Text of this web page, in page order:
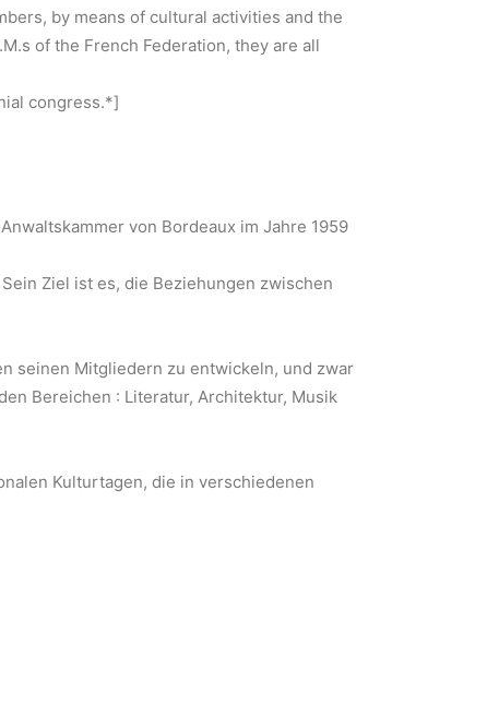
by means of cultural activities and the
of the French Federation, they are all
congress.*]
von Bordeaux im Jahre 1959
Ziel ist es, die Beziehungen zwischen
seinen Mitgliedern zu entwickeln, und zwar
Bereichen : Literatur, Architektur, Musik
Kulturtagen, die in verschiedenen